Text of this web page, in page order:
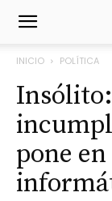
INICIO POLÍTICA
pone